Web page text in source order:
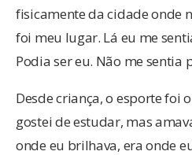
fisicamente da cidade onde
foi meu lugar. Lá eu me
Podia ser eu. Não me sentia
Desde criança, o esporte foi
gostei de estudar, mas
onde eu brilhava, era onde